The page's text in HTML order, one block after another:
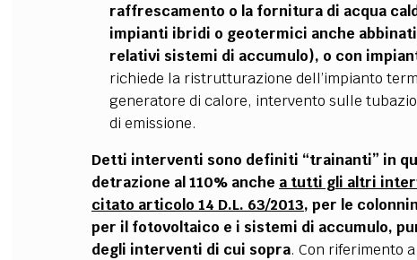
raffrescamento o la fornitura di acqua
impianti ibridi o geotermici anche
relativi sistemi di accumulo), o con
richiede la ristrutturazione dell’impianto
generatore di calore, intervento sulle
di emissione.
Detti interventi sono definiti “trainanti” in
detrazione al 110% anche a tutti gli altri
citato articolo 14 D.L. 63/2013, per le
per il fotovoltaico e i sistemi di accumulo,
degli interventi di cui sopra. Con riferimento